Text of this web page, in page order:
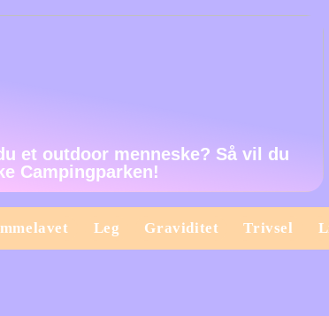
et outdoor menneske? Så vil du
Campingparken!
Leg Graviditet Trivsel